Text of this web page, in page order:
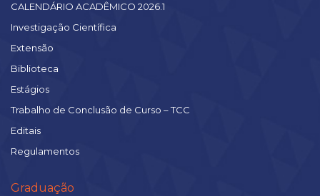
CALENDÁRIO ACADÊMICO 2026.1
Investigação Científica
Extensão
Biblioteca
Estágios
Trabalho de Conclusão de Curso – TCC
Editais
Regulamentos
Graduação